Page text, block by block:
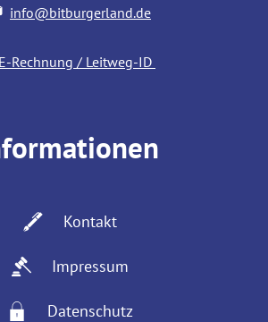
info@bitburgerland.de
E-Rechnung / Leitweg-ID
Kontakt
Impressum
Datenschutz